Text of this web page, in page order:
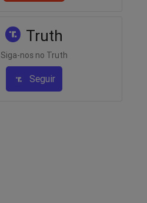
Truth
Siga-nos no Truth
Seguir